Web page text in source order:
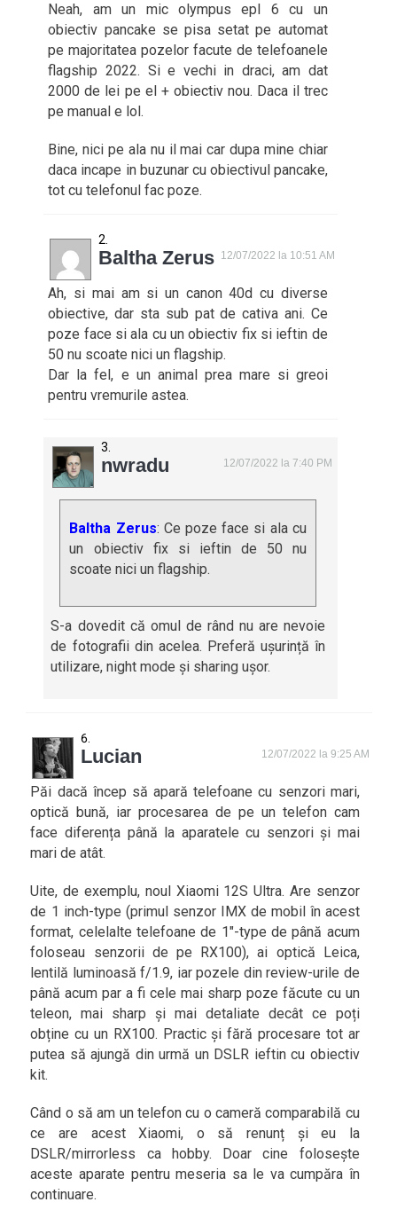
Neah, am un mic olympus epl 6 cu un
obiectiv pancake se pisa setat pe automat
pe majoritatea pozelor facute de telefoanele
flagship 2022. Si e vechi in draci, am dat
2000 de lei pe el + obiectiv nou. Daca il trec
pe manual e lol.
Bine, nici pe ala nu il mai car dupa mine chiar
daca incape in buzunar cu obiectivul pancake,
tot cu telefonul fac poze.
Baltha Zerus 12/07/2022 la 10:51 AM
Ah, si mai am si un canon 40d cu diverse
obiective, dar sta sub pat de cativa ani. Ce
poze face si ala cu un obiectiv fix si ieftin de
50 nu scoate nici un flagship.
Dar la fel, e un animal prea mare si greoi
pentru vremurile astea.
nwradu 12/07/2022 la 7:40 PM
Baltha Zerus: Ce poze face si ala cu
un obiectiv fix si ieftin de 50 nu
scoate nici un flagship.
S-a dovedit că omul de rând nu are nevoie
de fotografii din acelea. Preferă ușurință în
utilizare, night mode și sharing ușor.
Lucian 12/07/2022 la 9:25 AM
Păi dacă încep să apară telefoane cu senzori mari,
optică bună, iar procesarea de pe un telefon cam
face diferența până la aparatele cu senzori și mai
mari de atât.
Uite, de exemplu, noul Xiaomi 12S Ultra. Are senzor
de 1 inch-type (primul senzor IMX de mobil în acest
format, celelalte telefoane de 1″-type de până acum
foloseau senzorii de pe RX100), ai optică Leica,
lentilă luminoasă f/1.9, iar pozele din review-urile de
până acum par a fi cele mai sharp poze făcute cu un
teleon, mai sharp și mai detaliate decât ce poți
obține cu un RX100. Practic și fără procesare tot ar
putea să ajungă din urmă un DSLR ieftin cu obiectiv
kit.
Când o să am un telefon cu o cameră comparabilă cu
ce are acest Xiaomi, o să renunț și eu la
DSLR/mirrorless ca hobby. Doar cine folosește
aceste aparate pentru meseria sa le va cumpăra în
continuare.